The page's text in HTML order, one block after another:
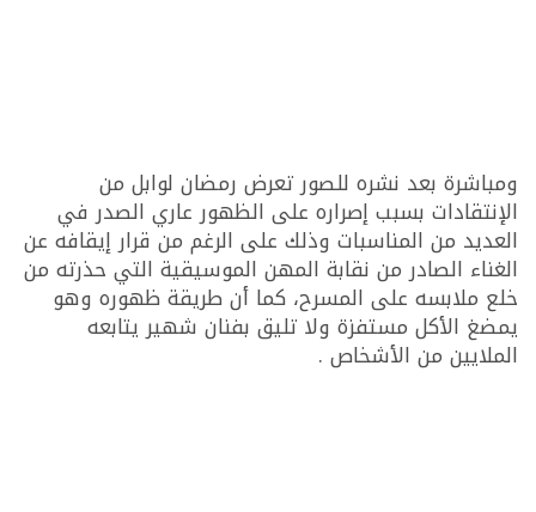
ومباشرة بعد نشره للصور تعرض رمضان لوابل من
الإنتقادات بسبب إصراره على الظهور عاري الصدر في
العديد من المناسبات وذلك على الرغم من قرار إيقافه عن
الغناء الصادر من نقابة المهن الموسيقية التي حذرته من
خلع ملابسه على المسرح، كما أن طريقة ظهوره وهو
يمضغ الأكل مستفزة ولا تليق بفنان شهير يتابعه
الملايين من الأشخاص .